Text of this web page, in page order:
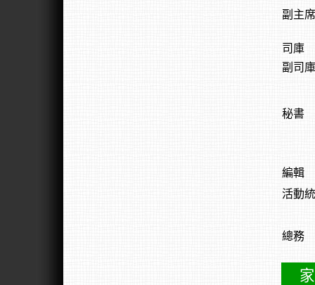
副主席
司庫
副司庫
秘書
編輯
活動
總務